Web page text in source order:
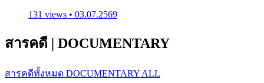
131 views • 03.07.2569
สารคดี | DOCUMENTARY
สารคดีทั้งหมด DOCUMENTARY ALL